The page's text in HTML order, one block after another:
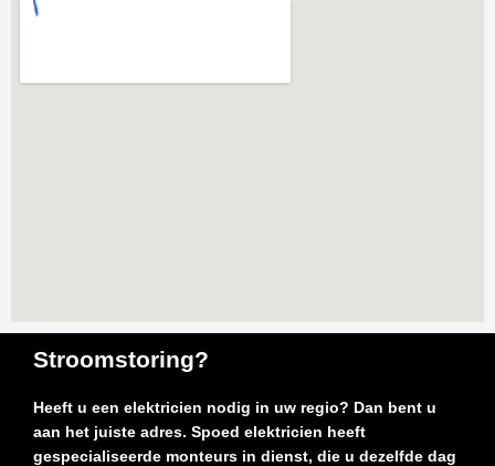
Stroomstoring?
Heeft u een elektricien nodig in uw regio? Dan bent u
aan het juiste adres. Spoed elektricien heeft
gespecialiseerde monteurs in dienst, die u dezelfde dag